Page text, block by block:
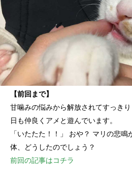
【前回まで】
甘噛みの悩みから解放されてすっき
日も仲良くアメと遊んでいます。
「いたたた！！」 おや？ マリの悲
体、どうしたのでしょう？
前回の記事はコチラ